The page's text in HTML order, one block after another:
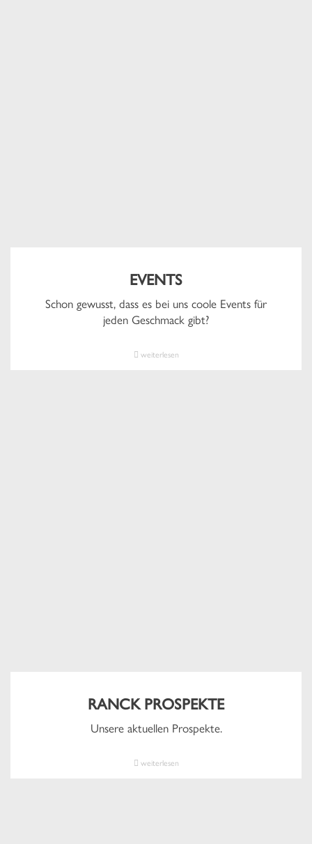
EVENTS
Schon gewusst, dass es bei uns coole Events für
jeden Geschmack gibt?
weiterlesen
RANCK PROSPEKTE
Unsere aktuellen Prospekte.
weiterlesen